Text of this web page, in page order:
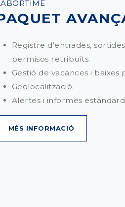
Registre d’entrades,
permisos retribuïts.
Gestió de vacances i baixes
Geolocalització.
Alertes i informes
MÉS INFORMACIÓ